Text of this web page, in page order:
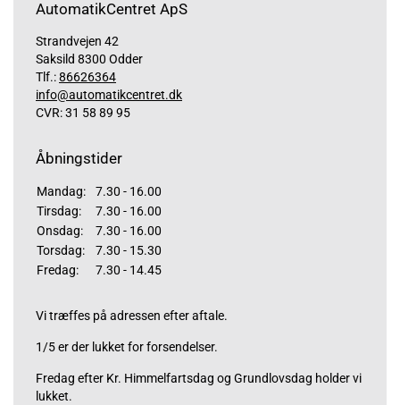
AutomatikCentret ApS
Strandvejen 42
Saksild 8300 Odder
Tlf.:86626364
info@automatikcentret.dk
CVR: 31 58 89 95
Åbningstider
Mandag:
7.30 - 16.00
Tirsdag:
7.30 - 16.00
Onsdag:
7.30 - 16.00
Torsdag:
7.30 - 15.30
Fredag:
7.30 - 14.45
Vi træffes på adressen efter aftale.
1/5 er der lukket for forsendelser.
Fredag efter Kr. Himmelfartsdag og Grundlovsdag holder vi
lukket.